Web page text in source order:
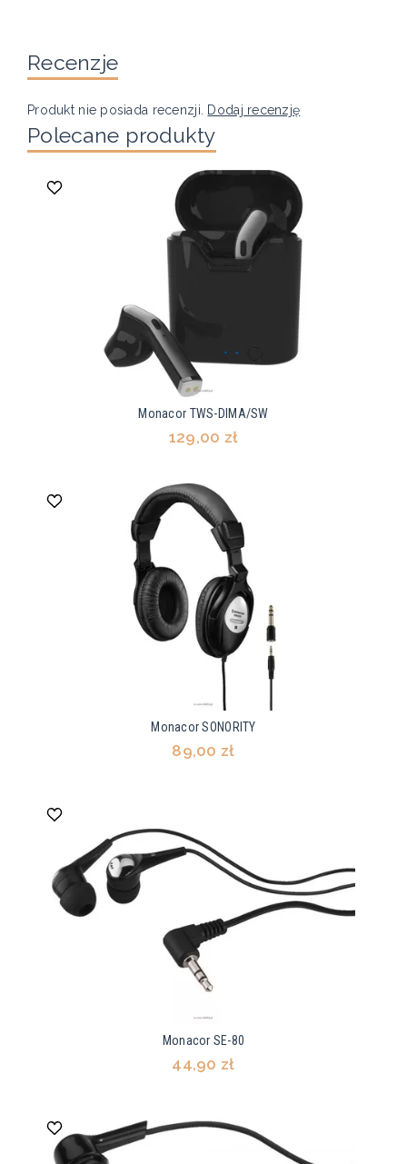
Recenzje
Produkt nie posiada recenzji. Dodaj recenzję
Polecane produkty
Monacor TWS-DIMA/SW
129,00 zł
Monacor SONORITY
89,00 zł
Monacor SE-80
44,90 zł